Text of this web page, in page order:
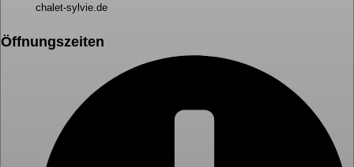
chalet-sylvie.de
Öffnungszeiten